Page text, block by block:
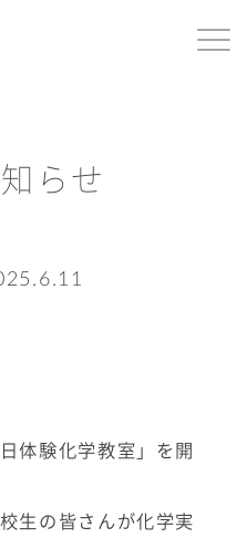
らせ
体験化学教室」を開
生の皆さんが化学実